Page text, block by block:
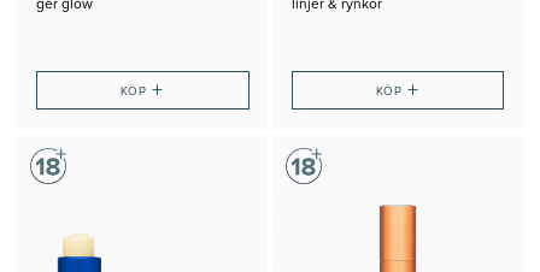
ger glow
KÖP+
linjer & rynkor
KÖP +